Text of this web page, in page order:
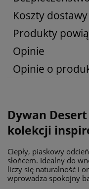
Koszty dostawy
Cena nie zawiera
Produkty
Opinie
Opinie o
Dywan
kolekcji
Ciepły, piaskowy
słońcem. Idealny do
liczy się naturalność i
wprowadza spokojny